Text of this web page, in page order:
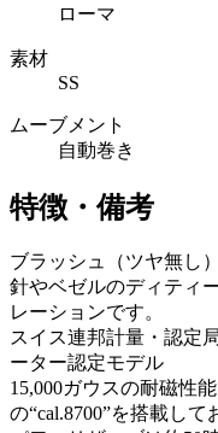
ローマ
素材
SS
ムーブメント
自動巻き
特徴・備考
ブラッシュ（ツヤ無し
針やベゼルのディティ
レーションです。
スイス連邦計量・認定
ーター認定モデル
15,000ガウスの耐磁性
の“cal.8700”を搭載し